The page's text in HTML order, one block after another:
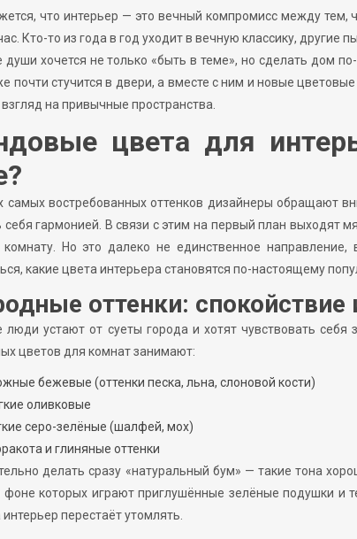
что интерьер — это вечный компромисс между
Кто-то из года в год уходит в вечную классику,
души хочется не только «быть в теме», но сделать дом
почти стучится в двери, а вместе с ним и новые
на привычные пространства.
цвета для
самых востребованных оттенков дизайнеры обращают
себя гармонией. В связи с этим на первый план выходят
Но это далеко не единственное направление,
какие цвета интерьера становятся по-настоящему
оттенки: спокойствие
люди устают от суеты города и хотят чувствовать
цветов для комнат занимают:
бежевые (оттенки песка, льна, слоновой кости)
оливковые
серо-зелёные (шалфей, мох)
и глиняные оттенки
делать сразу «натуральный бум» — такие тона
фоне которых играют приглушённые зелёные подушки
перестаёт утомлять.